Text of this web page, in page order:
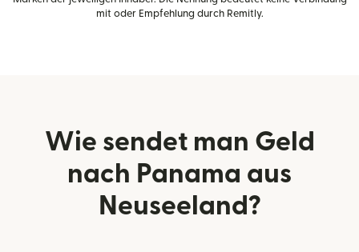
mit oder Empfehlung durch Remitly.
Wie sendet man Geld
nach Panama aus
Neuseeland?